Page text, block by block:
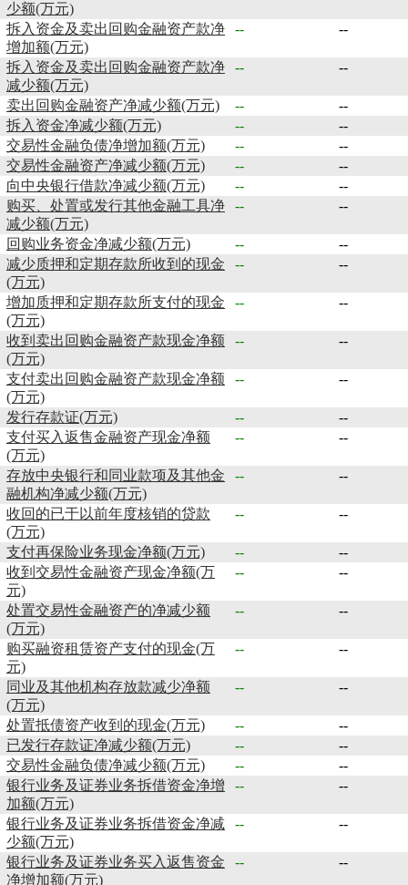
少额(万元)
拆入资金及卖出回购金融资产款净
增加额(万元)
-- --
拆入资金及卖出回购金融资产款净
减少额(万元)
-- --
卖出回购金融资产净减少额(万元) --
--
拆入资金净减少额(万元)
--
--
交易性金融负债净增加额(万元)
--
--
交易性金融资产净减少额(万元)
--
--
向中央银行借款净减少额(万元)
--
--
购买、处置或发行其他金融工具净
减少额(万元)
-- --
回购业务资金净减少额(万元) --
--
减少质押和定期存款所收到的现金
(万元)
-- --
增加质押和定期存款所支付的现金
(万元)
-- --
收到卖出回购金融资产款现金净额
(万元)
-- --
支付卖出回购金融资产款现金净额
(万元)
-- --
发行存款证(万元) --
--
支付买入返售金融资产现金净额
(万元)
-- --
存放中央银行和同业款项及其他金
融机构净减少额(万元)
-- --
收回的已于以前年度核销的贷款
(万元)
-- --
支付再保险业务现金净额(万元) --
--
收到交易性金融资产现金净额(万
元)
-- --
处置交易性金融资产的净减少额
(万元)
-- --
购买融资租赁资产支付的现金(万
元)
-- --
同业及其他机构存放款减少净额
(万元)
-- --
处置抵债资产收到的现金(万元) --
--
已发行存款证净减少额(万元)
--
--
交易性金融负债净减少额(万元)
--
--
银行业务及证券业务拆借资金净增
加额(万元)
-- --
银行业务及证券业务拆借资金净减
少额(万元)
-- --
银行业务及证券业务买入返售资金
净增加额(万元)
-- --